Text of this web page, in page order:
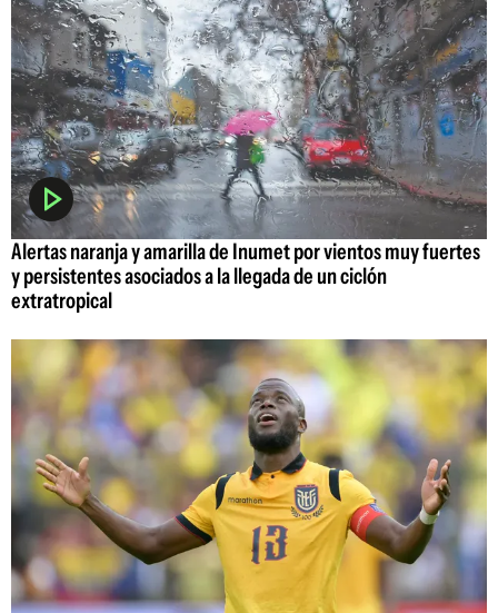
Alertas naranja y amarilla de Inumet por vientos muy fuertes
y persistentes asociados a la llegada de un ciclón
extratropical